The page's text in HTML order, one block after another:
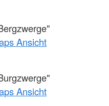
Ansicht
Ansicht